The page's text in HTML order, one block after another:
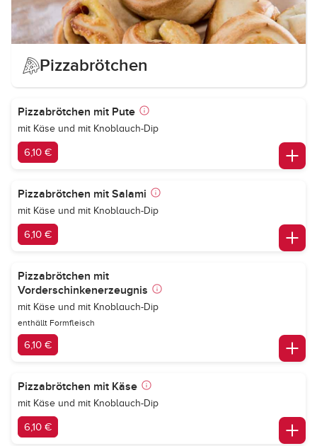
Pizzabrötchen
Pizzabrötchen mit Pute
mit Käse und mit Knoblauch-Dip
6,10 €
Pizzabrötchen mit Salami
mit Käse und mit Knoblauch-Dip
6,10 €
Pizzabrötchen mit
Vorderschinkenerzeugnis
mit Käse und mit Knoblauch-Dip
enthällt Formfleisch
6,10 €
Pizzabrötchen mit Käse
mit Käse und mit Knoblauch-Dip
6,10 €